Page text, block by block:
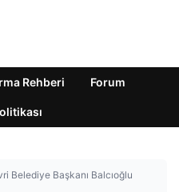
Rehberi Forum
Belediye Başkanı Balcıoğlu